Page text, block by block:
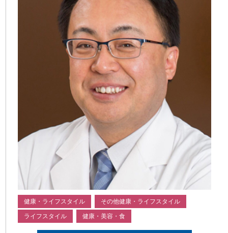
健康・ライフスタイル その他健康・ライフスタイル
ライフスタイル 健康・美容・食